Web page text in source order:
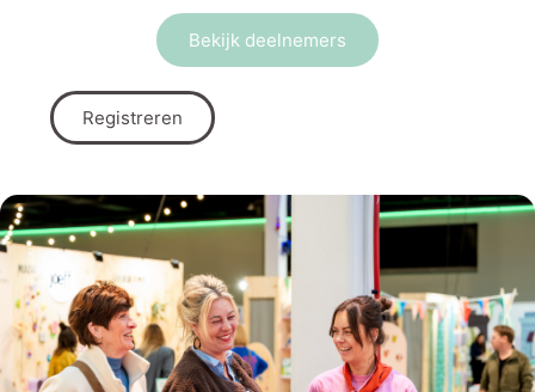
Bekijk deelnemers
Registreren